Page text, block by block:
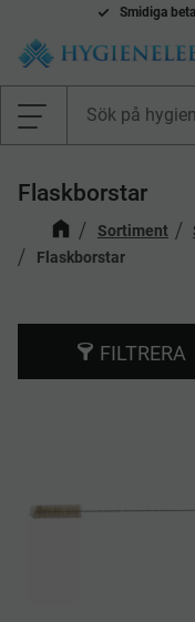
Meny
Smidiga
Flaskborstar
Sortiment
Flaskborstar
FILTRERA